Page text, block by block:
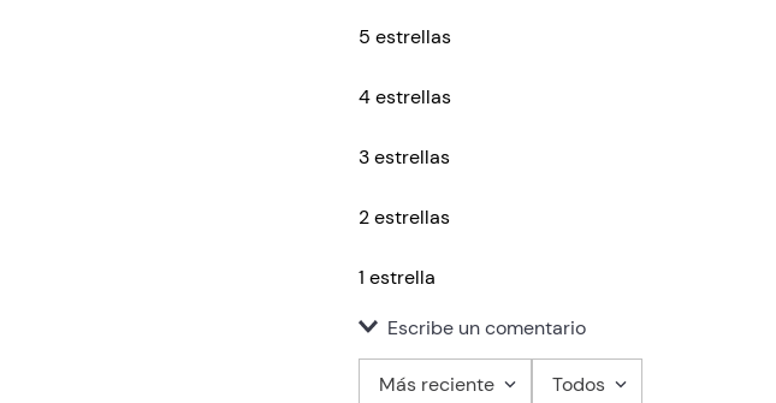
5 estrellas
4 estrellas
3 estrellas
2 estrellas
1 estrella
Escribe un comentario
Más reciente Todos